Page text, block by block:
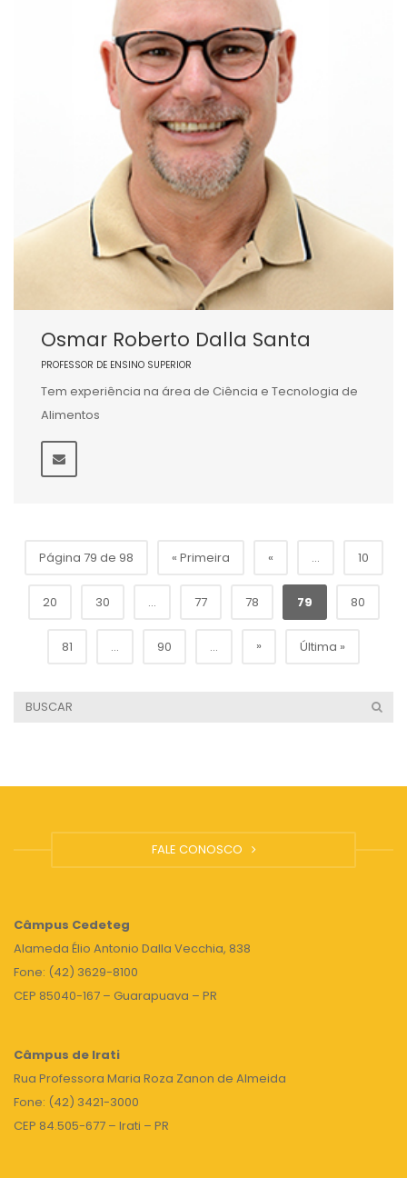
Osmar Roberto Dalla Santa
PROFESSOR DE ENSINO SUPERIOR
Tem experiência na área de Ciência e Tecnologia de
Alimentos
Página 79 de 98 « Primeira « ... 10
20 30 ... 77 78 79 80
81 ... 90 ... » Última »
FALE CONOSCO
Câmpus Cedeteg
Alameda Élio Antonio Dalla Vecchia, 838
Fone: (42) 3629-8100
CEP 85040-167 – Guarapuava – PR
Câmpus de Irati
Rua Professora Maria Roza Zanon de Almeida
Fone: (42) 3421-3000
CEP 84.505-677 – Irati – PR